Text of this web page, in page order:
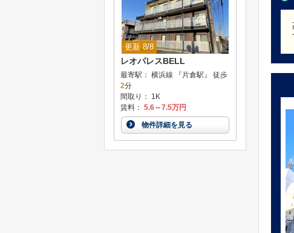
更新 8/8
レオパレスBELL
最寄駅： 横浜線 『片倉駅』 徒歩
2分
間取り： 1K
賃料： 5.6～7.5万円
物件詳細を見る